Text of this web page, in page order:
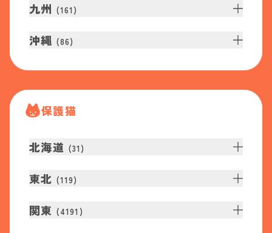
九州 (161 )
沖縄 (86)
保護猫
北海道 (31 )
東北 (119)
関東 (4191 )